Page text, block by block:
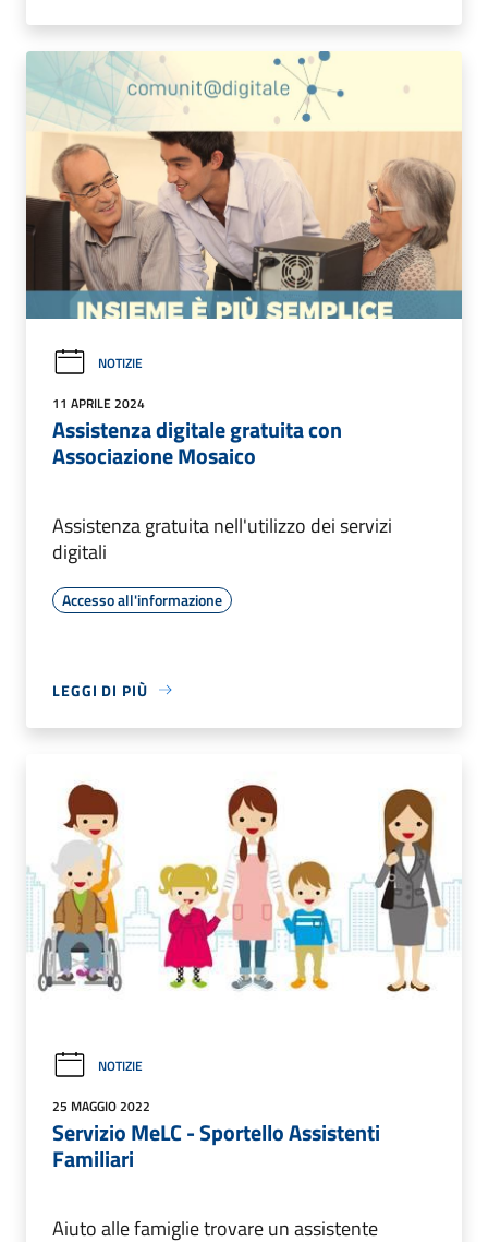
NOTIZIE
11 APRILE 2024
Assistenza digitale gratuita con
Associazione Mosaico
Assistenza gratuita nell'utilizzo dei servizi
digitali
Accesso all'informazione
LEGGI DI PIÙ
NOTIZIE
25 MAGGIO 2022
Servizio MeLC - Sportello Assistenti
Familiari
Aiuto alle famiglie trovare un assistente